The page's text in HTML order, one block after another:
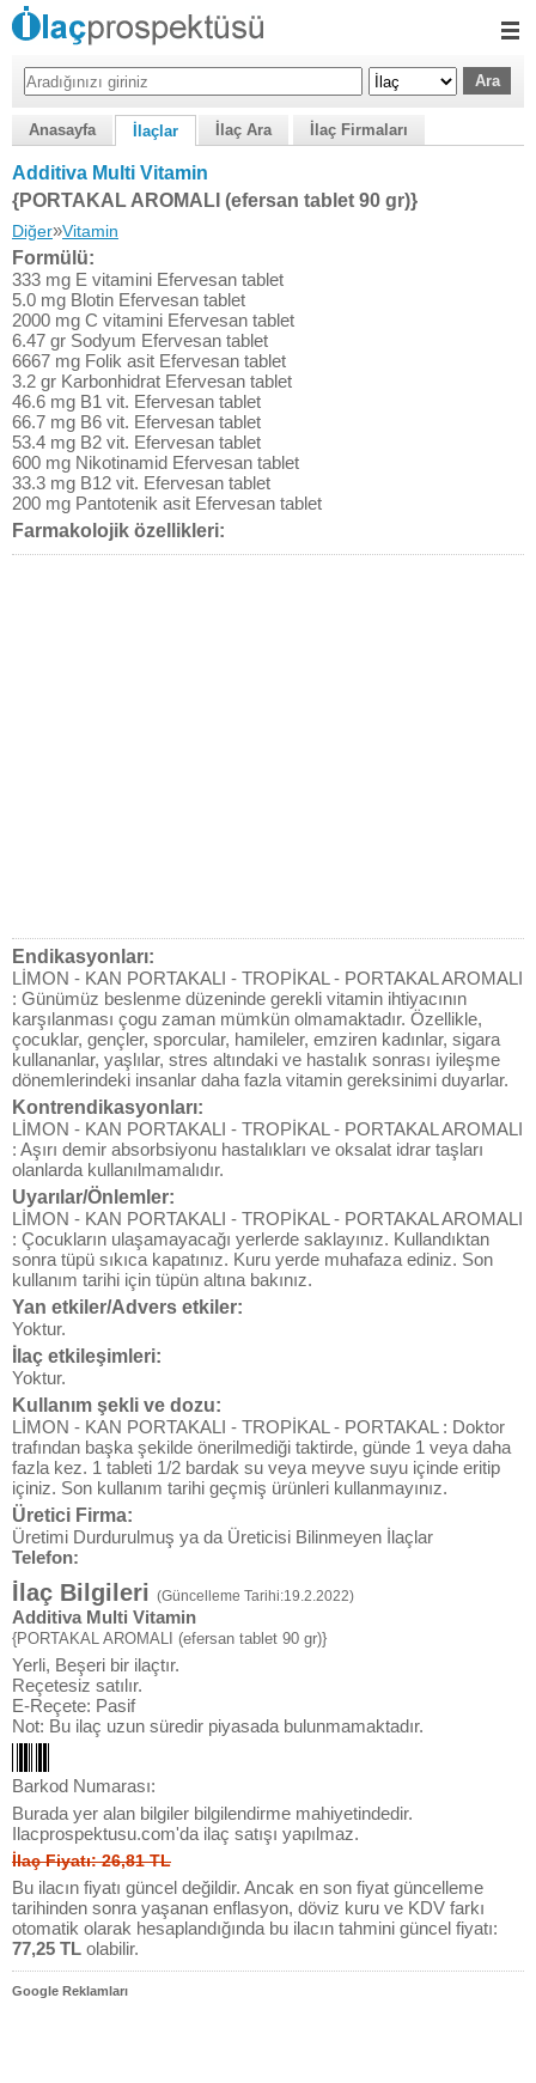
Anasayfa İlaçlar İlaç Ara İlaç Firmaları
Additiva Multi Vitamin
{PORTAKAL AROMALI (efersan tablet 90 gr)}
Diğer»Vitamin
Formülü:
333 mg E vitamini Efervesan tablet
5.0 mg Blotin Efervesan tablet
2000 mg C vitamini Efervesan tablet
6.47 gr Sodyum Efervesan tablet
6667 mg Folik asit Efervesan tablet
3.2 gr Karbonhidrat Efervesan tablet
46.6 mg B1 vit. Efervesan tablet
66.7 mg B6 vit. Efervesan tablet
53.4 mg B2 vit. Efervesan tablet
600 mg Nikotinamid Efervesan tablet
33.3 mg B12 vit. Efervesan tablet
200 mg Pantotenik asit Efervesan tablet
Farmakolojik özellikleri:
Endikasyonları:
LİMON - KAN PORTAKALI - TROPİKAL - PORTAKAL AROMALI
: Günümüz beslenme düzeninde gerekli vitamin ihtiyacının
karşılanması çogu zaman mümkün olmamaktadır. Özellikle,
çocuklar, gençler, sporcular, hamileler, emziren kadınlar, sigara
kullananlar, yaşlılar, stres altındaki ve hastalık sonrası iyileşme
dönemlerindeki insanlar daha fazla vitamin gereksinimi duyarlar.
Kontrendikasyonları:
LİMON - KAN PORTAKALI - TROPİKAL - PORTAKAL AROMALI
: Aşırı demir absorbsiyonu hastalıkları ve oksalat idrar taşları
olanlarda kullanılmamalıdır.
Uyarılar/Önlemler:
LİMON - KAN PORTAKALI - TROPİKAL - PORTAKAL AROMALI
: Çocukların ulaşamayacağı yerlerde saklayınız. Kullandıktan
sonra tüpü sıkıca kapatınız. Kuru yerde muhafaza ediniz. Son
kullanım tarihi için tüpün altına bakınız.
Yan etkiler/Advers etkiler:
Yoktur.
İlaç etkileşimleri:
Yoktur.
Kullanım şekli ve dozu:
LİMON - KAN PORTAKALI - TROPİKAL - PORTAKAL : Doktor
trafından başka şekilde önerilmediği taktirde, günde 1 veya daha
fazla kez. 1 tableti 1/2 bardak su veya meyve suyu içinde eritip
içiniz. Son kullanım tarihi geçmiş ürünleri kullanmayınız.
Üretici Firma:
Üretimi Durdurulmuş ya da Üreticisi Bilinmeyen İlaçlar
Telefon:
İlaç Bilgileri (Güncelleme Tarihi:19.2.2022)
Additiva Multi Vitamin
{PORTAKAL AROMALI (efersan tablet 90 gr)}
Yerli, Beşeri bir ilaçtır.
Reçetesiz satılır.
E-Reçete: Pasif
Not: Bu ilaç uzun süredir piyasada bulunmamaktadır.
Barkod Numarası:
Burada yer alan bilgiler bilgilendirme mahiyetindedir.
Ilacprospektusu.com'da ilaç satışı yapılmaz.
İlaç Fiyatı: 26,81 TL
Bu ilacın fiyatı güncel değildir. Ancak en son fiyat güncelleme
tarihinden sonra yaşanan enflasyon, döviz kuru ve KDV farkı
otomatik olarak hesaplandığında bu ilacın tahmini güncel fiyatı:
77,25 TL olabilir.
Google Reklamları